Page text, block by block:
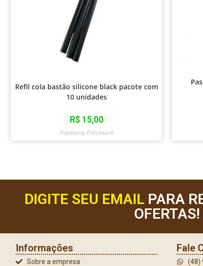
Refil cola bastão silicone black pacote com
10 unidades
R$15,00
Papelaria, Patchwork
DIGITE SEU EMAILPARA
OFERTAS!
Informações
Sobre a empresa
Fale
(48)